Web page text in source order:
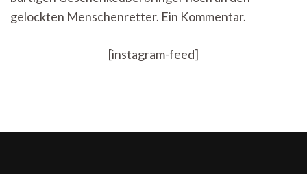
gelockten Menschenretter. Ein Kommentar.
[instagram-feed]